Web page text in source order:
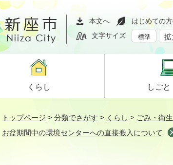
本文へ はじめての
文字サイズ
標準 拡
くらし しごと
トップページ > 分類でさがす > くらし > ごみ・衛
お盆期間中の環境センターへの直接搬入について